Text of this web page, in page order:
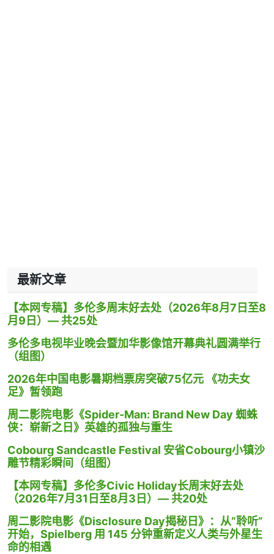
最新文章
【本网专稿】多伦多周末好去处（2026年8月7日至8
月9日）— 共25处
多伦多电视毕业晚会暨加华影像馆开幕典礼圆满举行
（组图）
2026年中国电影暑期档票房突破75亿元 《功夫女
足》暂领跑
周二影院电影《Spider-Man: Brand New Day 蜘蛛
侠：崭新之日》英雄的孤独与重生
Cobourg Sandcastle Festival 安省Cobourg小镇沙
雕节精彩瞬间（组图）
【本网专稿】多伦多Civic Holiday长周末好去处
（2026年7月31日至8月3日）— 共20处
周二影院电影《Disclosure Day揭秘日》：从“聆听”
开始，Spielberg 用 145 分钟重新定义人类与外星生
命的相遇